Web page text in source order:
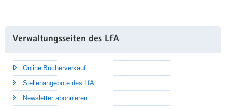
Information
Verwaltungsseiten des LfA
Online Bücherverkauf
Stellenangebote des LfA
Newsletter abonnieren